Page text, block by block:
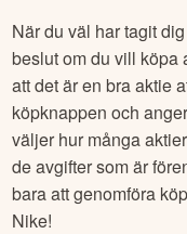
När du väl har tagit
beslut om du vill köpa
att det är en bra aktie
köpknappen och
väljer hur många
de avgifter som är
bara att genomföra
Nike!